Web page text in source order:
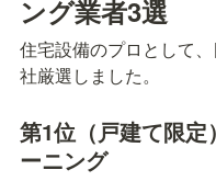
ング業者3選
住宅設備のプロとして
社厳選しました。
第1位（戸建て限定
ーニング